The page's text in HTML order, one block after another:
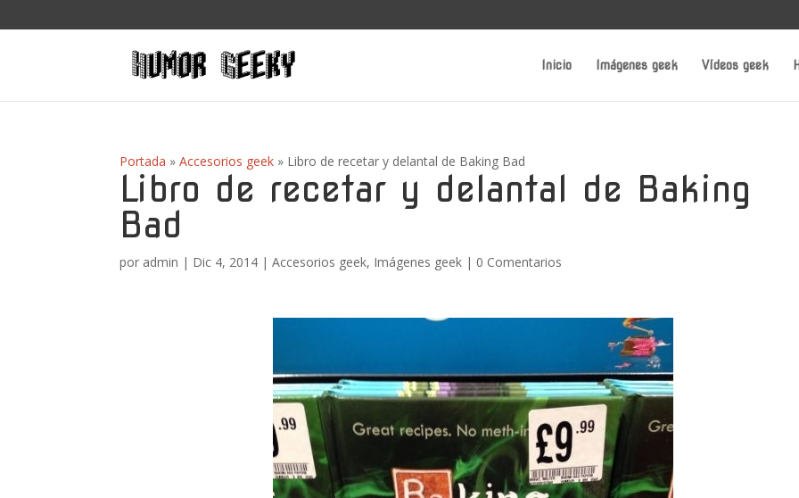
Inicio Imágenes geek Vídeos geek
Portada »Accesorios geek » Libro de recetar y delantal de Baking Bad
Libro de recetar y delantal de Baking
Bad
por admin | Dic 4, 2014 |Accesorios geek, Imágenes geek | 0 Comentarios